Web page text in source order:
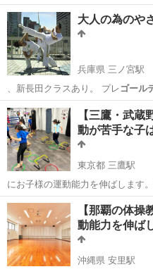
大人の為のや
兵庫県 三ノ宮駅
、新長田クラスあり。 プレゴール
キッズカポ…
兵庫 神戸市 三ノ宮駅
【三鷹・武蔵
動が苦手な子
東京都 三鷹駅
にお子様の運動能力を伸ばします。
の時期に、様々なコ…
東京 武蔵野市 三鷹駅
【那覇の体操
動能力を伸ば
沖縄県 安里駅